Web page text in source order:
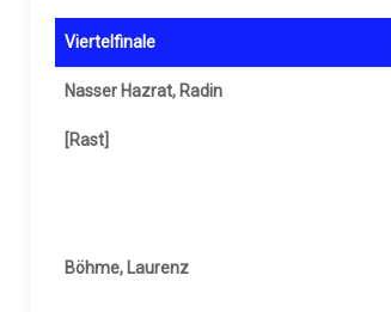
Viertelfinale
Nasser Hazrat, Radin
[Rast]
Böhme, Laurenz